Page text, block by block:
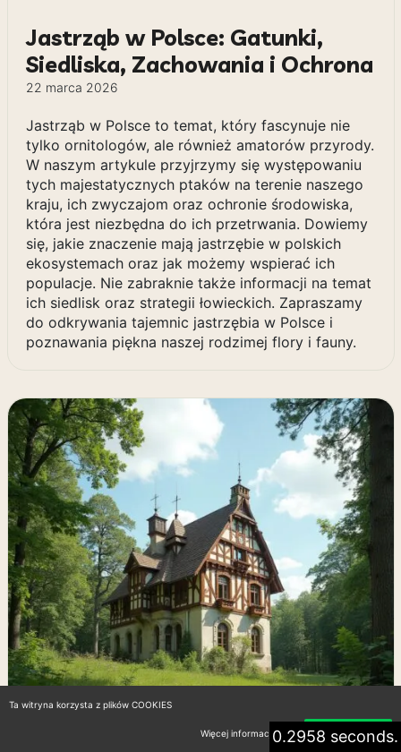
Jastrząb w Polsce: Gatunki,
Siedliska, Zachowania i Ochrona
22 marca 2026
Jastrząb w Polsce to temat, który fascynuje nie
tylko ornitologów, ale również amatorów przyrody.
W naszym artykule przyjrzymy się występowaniu
tych majestatycznych ptaków na terenie naszego
kraju, ich zwyczajom oraz ochronie środowiska,
która jest niezbędna do ich przetrwania. Dowiemy
się, jakie znaczenie mają jastrzębie w polskich
ekosystemach oraz jak możemy wspierać ich
populacje. Nie zabraknie także informacji na temat
ich siedlisk oraz strategii łowieckich. Zapraszamy
do odkrywania tajemnic jastrzębia w Polsce i
poznawania piękna naszej rodzimej flory i fauny.
0.2958 seconds.
Ta witryna korzysta z plików COOKIES
Więcej informacji Akceptuję